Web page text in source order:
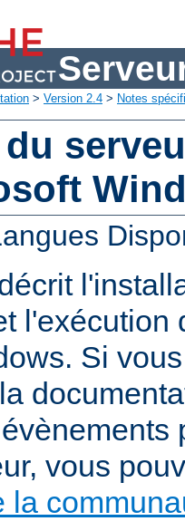
> Version 2.4 > Notes
l'exécution
Si
vous
la